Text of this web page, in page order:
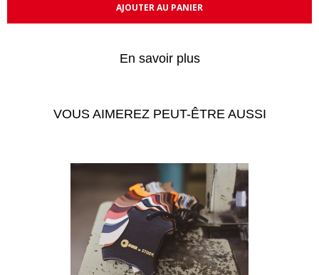
AJOUTER AU PANIER
En savoir plus
VOUS AIMEREZ PEUT-ÊTRE AUSSI